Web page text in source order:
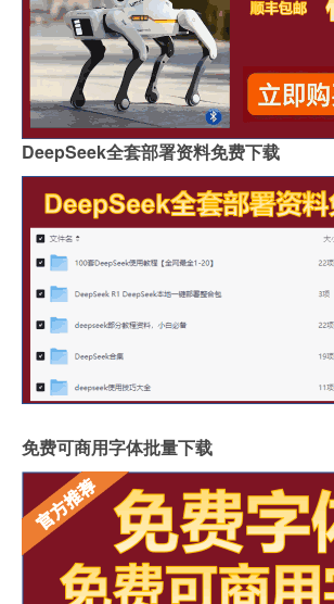
DeepSeek全套部署资料免费下载
免费可商用字体批量下载